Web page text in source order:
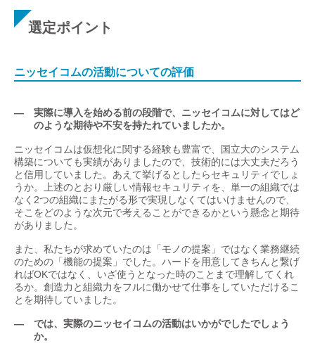
選定ポイント
ニッセイコムの活動についての評価
— 実際に導入を始める前の段階で、ニッセイコムに対してはど
のような期待や不安を持たれていましたか。
ニッセイコムは仮想化に関する経験も豊富で、国立大のシステム
構築についても実績がありましたので、技術的には大丈夫だろう
と信用していました。あえて挙げるとしたらセキュリティでしょ
うか。上述のとおり厳しい情報セキュリティを、単一の組織では
なく2つの組織にまたがる形で実現しなくてはいけませんので、
そこをどのような次元で考えることができるかという懸念と期待
がありました。
また、私たちが求めていたのは「モノの提案」ではなく業務継続
のための「機能の提案」でした。ハードを用意してきちんと繋げ
ればOKではなく、いざ使うとなった時のことまで理解してくれ
るか。創造力と組織力をフルに働かせて仕事をしていただけるこ
とを期待していました。
— では、実際のニッセイコムの活動はいかがでしたでしょう
か。